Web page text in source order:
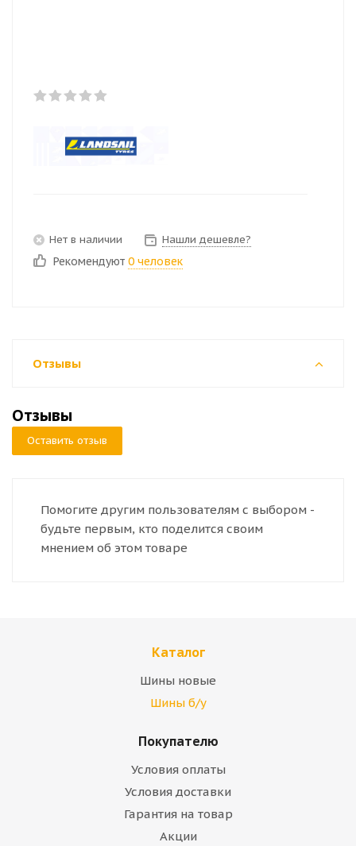
Нет в наличии Нашли дешевле?
Рекомендуют 0 человек
Отзывы
Отзывы
Оставить отзыв
Помогите другим пользователям с выбором -
будьте первым, кто поделится своим
мнением об этом товаре
Каталог
Шины новые
Шины б/у
Покупателю
Условия оплаты
Условия доставки
Гарантия на товар
Акции